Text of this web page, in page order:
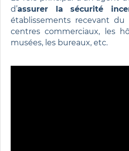
d’assurer la sécurité
établissements recevant
centres commerciaux, les
musées, les bureaux, etc.